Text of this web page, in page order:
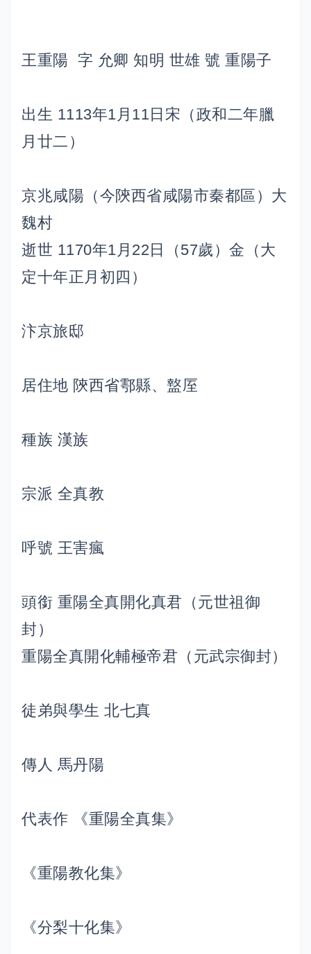
王重陽 字 允卿 知明 世雄 號 重陽子
出生 1113年1月11日宋（政和二年臘
月廿二）
京兆咸陽（今陝西省咸陽市秦都區）大
魏村
逝世 1170年1月22日（57歲）金（大
定十年正月初四）
汴京旅邸
居住地 陝西省鄠縣、盩厔
種族 漢族
宗派 全真教
呼號 王害瘋
頭銜 重陽全真開化真君（元世祖御
封）
重陽全真開化輔極帝君（元武宗御封）
徒弟與學生 北七真
傳人 馬丹陽
代表作 《重陽全真集》
《重陽教化集》
《分梨十化集》